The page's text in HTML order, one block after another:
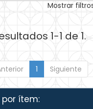
Mostrar
1-1 de 1.
1 Siguiente
por ítem: